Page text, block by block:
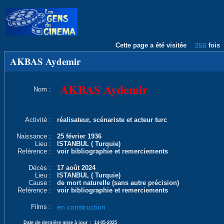
Cette page a été visitée 358 fois
AKBAS Aydemir
Nom : AKBAS Aydemir
Activité : réalisateur, scénariste et acteur turc
Naissance :
25 février 1936
Lieu :
ISTANBUL ( Turquie)
Reférence :
voir bibliographie et remerciements
Décès :
17 août 2024
Lieu :
ISTANBUL ( Turquie)
Cause :
de mort naturelle (sans autre précision)
Reférence :
voir bibliographie et remerciements
Films : en construction
Date de dernière mise à jour : 14-05-2025